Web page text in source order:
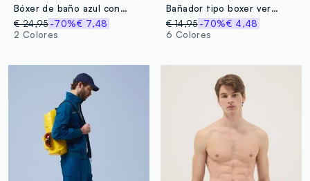
Bóxer de baño azul con estampado de ondas
€ 24,95-70%€ 7,48
2 Colores
Bañador tipo boxer verde con cintura elástica
€ 14,95 -70%€ 4,48
6 Colores